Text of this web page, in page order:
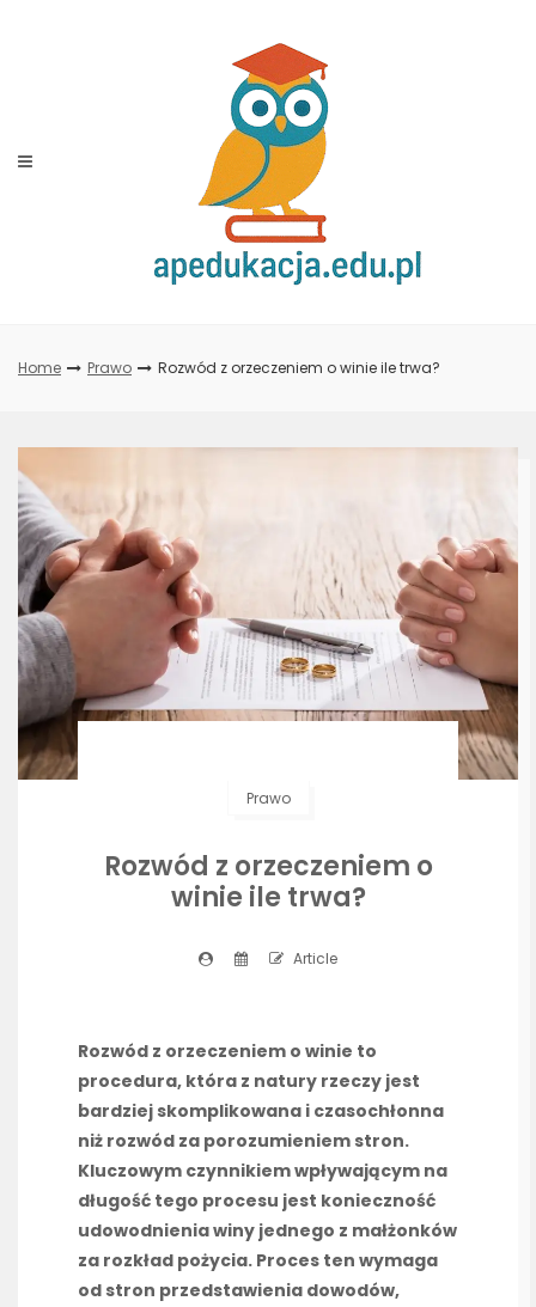
Home Prawo Rozwód z orzeczeniem o winie ile trwa?
Prawo
Rozwód z orzeczeniem o
winie ile trwa?
Article
Rozwód z orzeczeniem o winie to
procedura, która z natury rzeczy jest
bardziej skomplikowana i czasochłonna
niż rozwód za porozumieniem stron.
Kluczowym czynnikiem wpływającym na
długość tego procesu jest konieczność
udowodnienia winy jednego z małżonków
za rozkład pożycia. Proces ten wymaga
od stron przedstawienia dowodów,